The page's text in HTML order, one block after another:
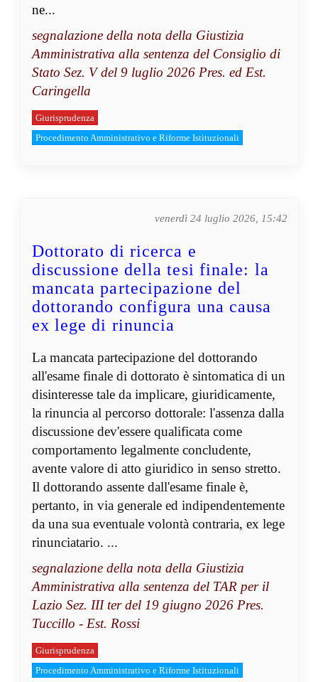
ne...
segnalazione della nota della Giustizia
Amministrativa alla sentenza del Consiglio di
Stato Sez. V del 9 luglio 2026 Pres. ed Est.
Caringella
Giurisprudenza
Procedimento Amministrativo e Riforme Istituzionali
venerdì 24 luglio 2026, 15:42
Dottorato di ricerca e
discussione della tesi finale: la
mancata partecipazione del
dottorando configura una causa
ex lege di rinuncia
La mancata partecipazione del dottorando
all'esame finale di dottorato è sintomatica di un
disinteresse tale da implicare, giuridicamente,
la rinuncia al percorso dottorale: l'assenza dalla
discussione dev'essere qualificata come
comportamento legalmente concludente,
avente valore di atto giuridico in senso stretto.
Il dottorando assente dall'esame finale è,
pertanto, in via generale ed indipendentemente
da una sua eventuale volontà contraria, ex lege
rinunciatario. ...
segnalazione della nota della Giustizia
Amministrativa alla sentenza del TAR per il
Lazio Sez. III ter del 19 giugno 2026 Pres.
Tuccillo - Est. Rossi
Giurisprudenza
Procedimento Amministrativo e Riforme Istituzionali